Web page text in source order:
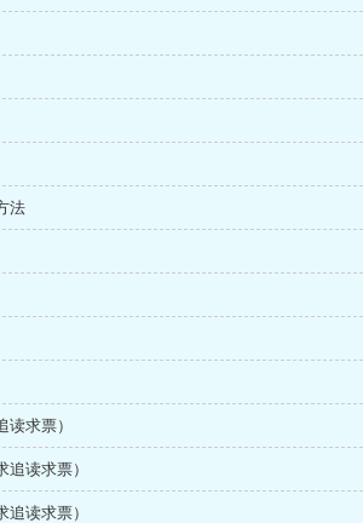
法
求票）
读求票）
读求票）